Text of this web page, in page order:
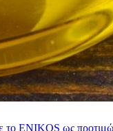
το ENIKOS ως